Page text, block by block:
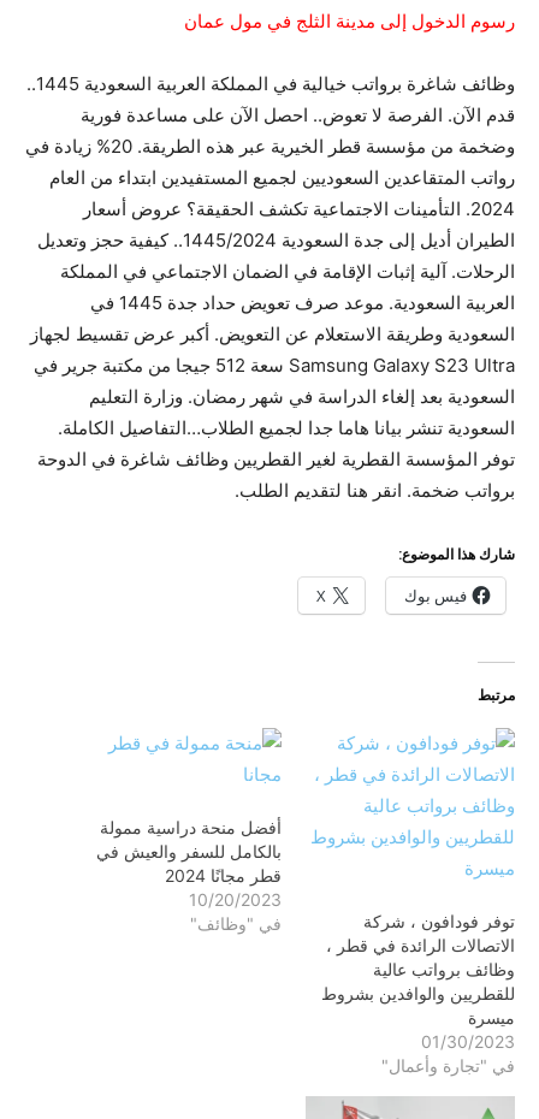
رسوم الدخول إلى مدينة الثلج في مول عمان
وظائف شاغرة برواتب خيالية في المملكة العربية السعودية 1445..
قدم الآن. الفرصة لا تعوض.. احصل الآن على مساعدة فورية
وضخمة من مؤسسة قطر الخيرية عبر هذه الطريقة. 20% زيادة في
رواتب المتقاعدين السعوديين لجميع المستفيدين ابتداء من العام
2024. التأمينات الاجتماعية تكشف الحقيقة؟ عروض أسعار
الطيران أديل إلى جدة السعودية 1445/2024.. كيفية حجز وتعديل
الرحلات. آلية إثبات الإقامة في الضمان الاجتماعي في المملكة
العربية السعودية. موعد صرف تعويض حداد جدة 1445 في
السعودية وطريقة الاستعلام عن التعويض. أكبر عرض تقسيط لجهاز
Samsung Galaxy S23 Ultra سعة 512 جيجا من مكتبة جرير في
السعودية بعد إلغاء الدراسة في شهر رمضان. وزارة التعليم
السعودية تنشر بيانا هاما جدا لجميع الطلاب…التفاصيل الكاملة.
توفر المؤسسة القطرية لغير القطريين وظائف شاغرة في الدوحة
برواتب ضخمة. انقر هنا لتقديم الطلب.
شارك هذا الموضوع:
فيس بوك X
مرتبط
توفر فودافون ، شركة
الاتصالات الرائدة في قطر ،
وظائف برواتب عالية
للقطريين والوافدين بشروط
ميسرة
01/30/2023
في "تجارة وأعمال"
أفضل منحة دراسية ممولة
بالكامل للسفر والعيش في
قطر مجانًا 2024
10/20/2023
في "وظائف"